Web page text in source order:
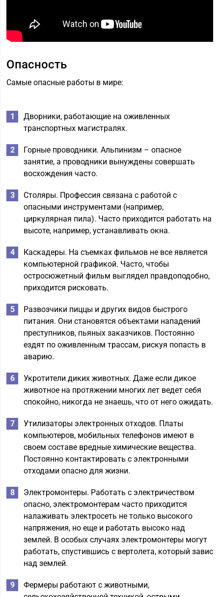
Опасность
Самые опасные работы в мире:
Дворники, работающие на оживленных
транспортных магистралях.
Горные проводники. Альпинизм – опасное
занятие, а проводники вынуждены совершать
восхождения часто.
Столяры. Профессия связана с работой с
опасными инструментами (например,
циркулярная пила). Часто приходится работать на
высоте, например, устанавливать окна.
Каскадеры. На съемках фильмов не все является
компьютерной графикой. Часто, чтобы
остросюжетный фильм выглядел правдоподобно,
приходится рисковать.
Развозчики пиццы и других видов быстрого
питания. Они становятся объектами нападений
преступников, пьяных заказчиков. Постоянно
ездят по оживленным трассам, рискуя попасть в
аварию.
Укротители диких животных. Даже если дикое
животное на протяжении многих лет ведет себя
спокойно, никогда не знаешь, что от него ожидать.
Утилизаторы электронных отходов. Платы
компьютеров, мобильных телефонов имеют в
своем составе вредные химические вещества.
Постоянно контактировать с электронными
отходами опасно для жизни.
Электромонтеры. Работать с электричеством
опасно, электромонтерам часто приходится
налаживать электросеть не только высокого
напряжения, но еще и работать высоко над
землей. В особых случаях электромонтеры могут
работать, спустившись с вертолета, который завис
над землей.
Фермеры работают с животными,